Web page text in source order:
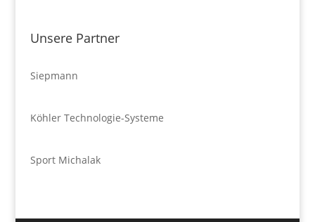
Unsere Partner
Siepmann
Köhler Technologie-Systeme
Sport Michalak